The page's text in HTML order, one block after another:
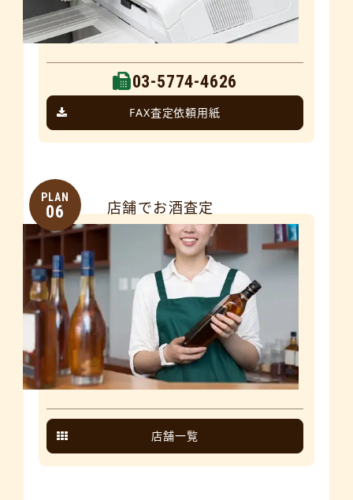
03-5774-4626
FAX査定依頼用紙
PLAN
06 店舗でお酒査定
店舗一覧